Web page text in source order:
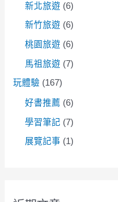
新北旅遊 (6)
新竹旅遊 (6)
桃園旅遊 (6)
馬祖旅遊 (7)
玩體驗 (167)
好書推薦 (6)
學習筆記 (7)
展覽記事 (1)